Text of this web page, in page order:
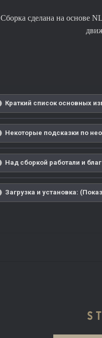
Сборка сделана на основе
Краткий список основных
Некоторые подсказки по
Над сборкой работали и
Загрузка и установка: